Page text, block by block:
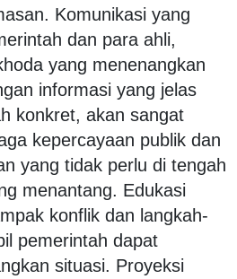
Komunikasi yang
dan para ahli,
yang menenangkan
informasi yang jelas
konkret, akan sangat
kepercayaan publik dan
yang tidak perlu di tengah
menantang. Edukasi
konflik dan langkah-
pemerintah dapat
situasi. Proyeksi